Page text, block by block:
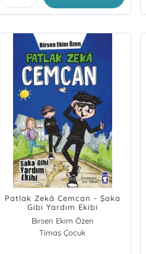
Patlak Zekâ Cemcan - Şaka
Gibi Yardım Ekibi
Birsen Ekim Özen
Timaş Çocuk